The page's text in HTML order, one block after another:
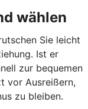
wählen
Sie leicht
Ist er
zur bequemen
vor Ausreißern,
zu bleiben.